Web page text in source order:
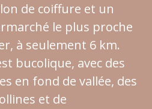
de coiffure et un
le plus proche
à seulement 6 km.
bucolique, avec des
en fond de vallée, des
et de